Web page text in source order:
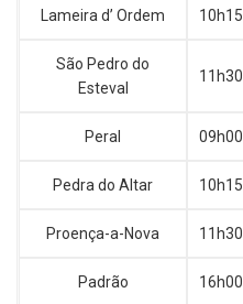
Lameira d’ Ordem 10h15
São Pedro do
Esteval
11h30
Peral 09h00
Pedra do Altar 10h15
Proença-a-Nova 11h30
Padrão 16h00